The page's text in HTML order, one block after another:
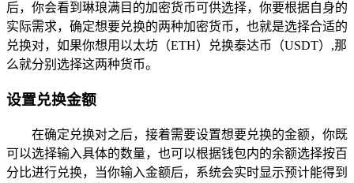
后，你会看到琳琅满目的加密货币可供选择，你要根据自身的
实际需求，确定想要兑换的两种加密货币，也就是选择合适的
兑换对，如果你想用以太坊（ETH）兑换泰达币（USDT）,那
么就分别选择这两种货币。
设置兑换金额
在确定兑换对之后，接着需要设置想要兑换的金额，你既
可以选择输入具体的数量，也可以根据钱包内的余额选择按百
分比进行兑换，当你输入金额后，系统会实时显示预计能得到